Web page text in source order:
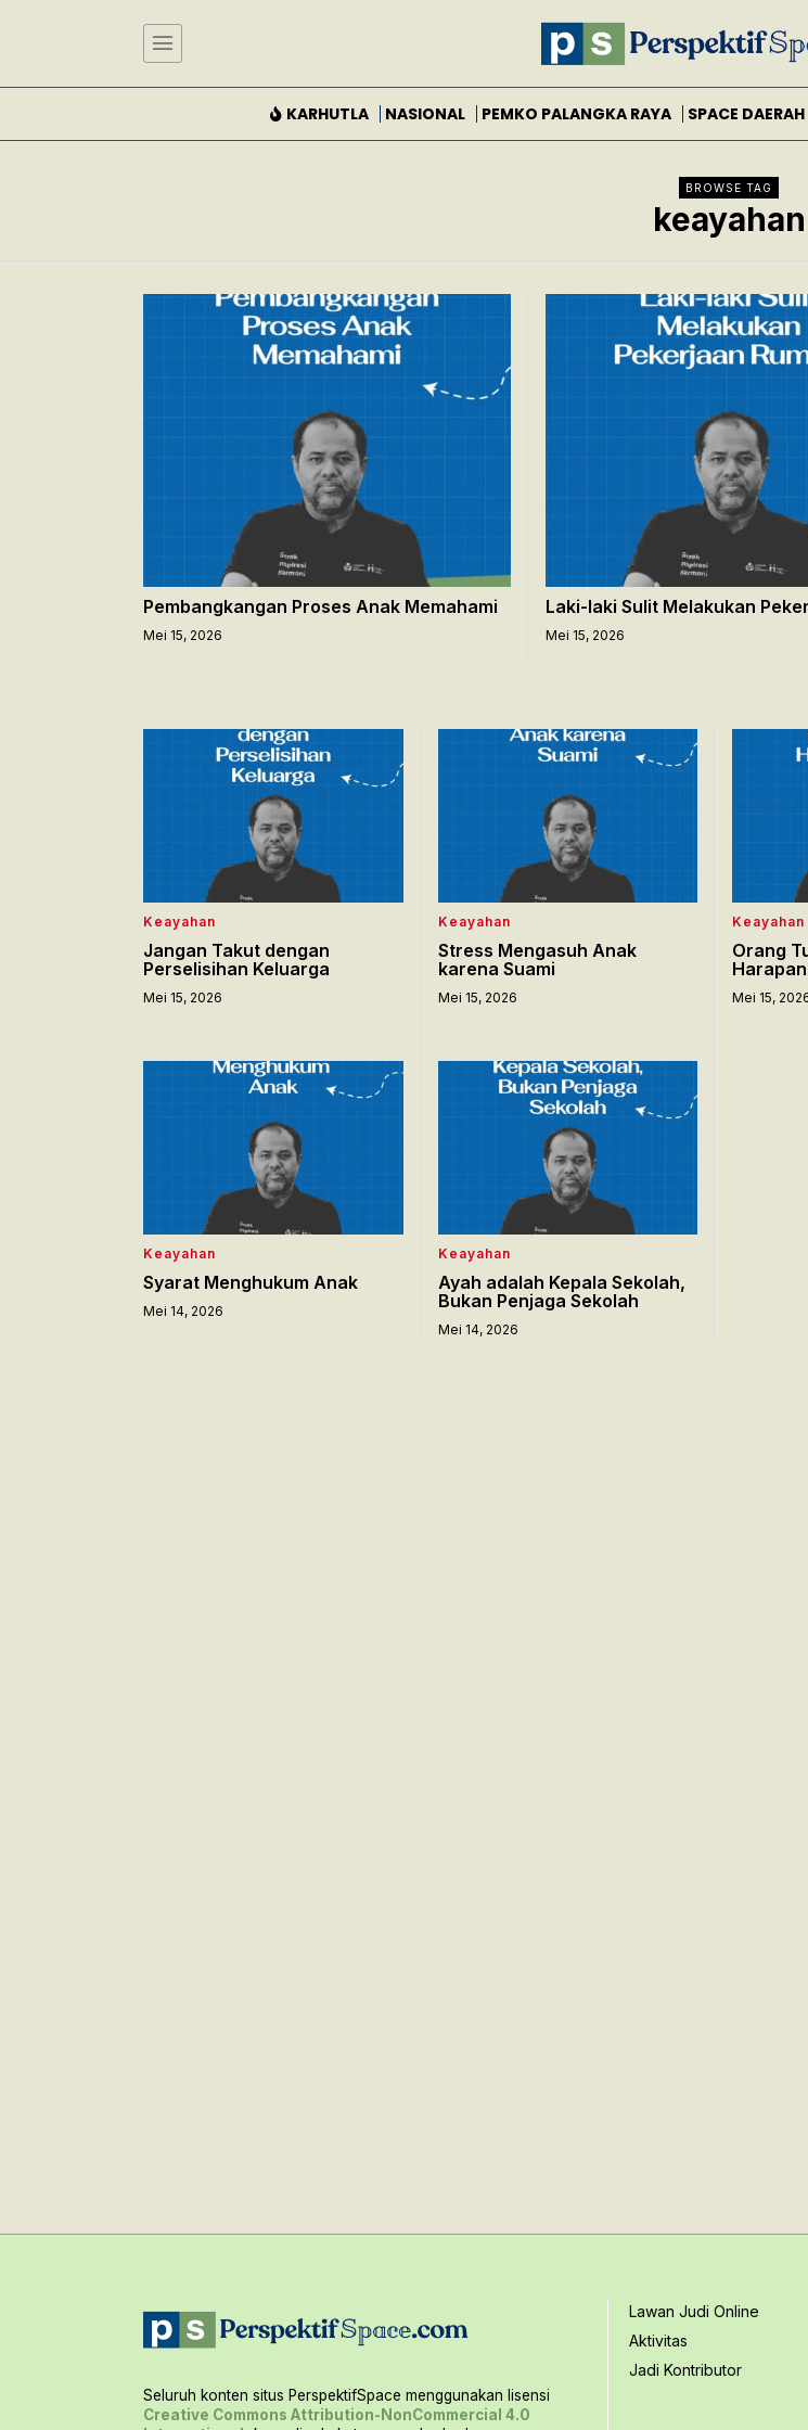
KARHUTLA NASIONAL PEMKO PALANGKA RAYA SPACE DAERAH
BROWSE TAG
keayahan
Pembangkangan Proses Anak Memahami
Mei 15, 2026
Laki-laki Sulit Melakukan
Mei 15, 2026
Keayahan
Jangan Takut dengan
Perselisihan Keluarga
Mei 15, 2026
Keayahan
Stress Mengasuh Anak
karena Suami
Mei 15, 2026
Keayahan
Orang
Mei 15,
Keayahan
Syarat Menghukum Anak
Mei 14, 2026
Keayahan
Ayah adalah Kepala Sekolah,
Bukan Penjaga Sekolah
Mei 14, 2026
Seluruh konten situs PerspektifSpace menggunakan lisensi
Creative Commons Attribution-NonCommercial 4.0
Lawan Judi Online
Aktivitas
Jadi Kontributor